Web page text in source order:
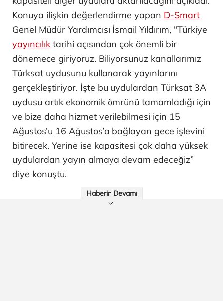
Konuya ilişkin değerlendirme yapan D-Smart
Genel Müdür Yardımcısı İsmail Yıldırım, "Türkiye
yayıncılık tarihi açısından çok önemli bir
dönemece giriyoruz. Biliyorsunuz kanallarımız
Türksat uydusunu kullanarak yayınlarını
gerçekleştiriyor. İşte bu uydulardan Türksat 3A
uydusu artık ekonomik ömrünü tamamladığı için
ve bize daha hizmet verilebilmesi için 15
Ağustos’u 16 Ağustos’a bağlayan gece işlevini
bitirecek. Yerine ise kapasitesi çok daha yüksek
uydulardan yayın almaya devam edeceğiz”
diye konuştu.
Haberin Devamı